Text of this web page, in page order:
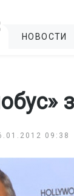
НОВОСТИ
09:38